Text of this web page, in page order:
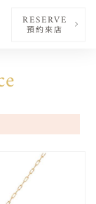
RESERVE
預約來店